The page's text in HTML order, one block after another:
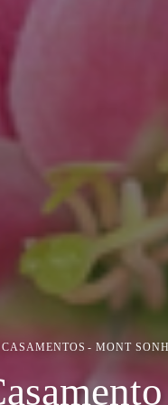
CASAMENTOS MONT